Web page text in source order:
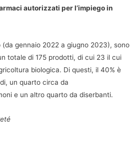
autorizzati per l’impiego in
(da gennaio 2022 a giugno 2023), sono
totale di 175 prodotti, di cui 23 il cui
biologica. Di questi, il 40% è
un quarto circa da
e un altro quarto da diserbanti.